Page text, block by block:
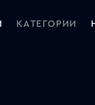
КАТЕГОРИИ